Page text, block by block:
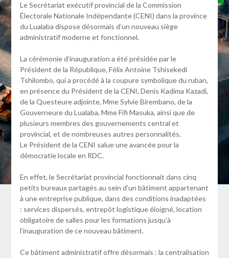
Le Secrétariat exécutif provincial de la Commission
Électorale Nationale Indépendante (CENI) dans la province
du Lualaba dispose désormais d’un nouveau siège
administratif moderne et fonctionnel.
La cérémonie d’inauguration a été présidée par le
Président de la République, Félix Antoine Tshisekedi
Tshilombo, qui a procédé à la coupure symbolique du ruban,
en présence du Président de la CENI, Denis Kadima Kazadi,
de la Questeure adjointe, Mme Sylvie Birembano, de la
Gouverneure du Lualaba, Mme Fifi Masuka, ainsi que de
plusieurs membres des gouvernements central et
provincial, et de nombreuses autres personnalités.
Le Président de la CENI salue une avancée pour la
démocratie locale en RDC.
En effet, le Secrétariat provincial fonctionnait dans cinq
petits bureaux partagés au sein d’un bâtiment appartenant
à une entreprise publique, dans des conditions inadaptées
: services dispersés, entrepôt logistique éloigné, location
obligatoire de salles pour les formations jusqu’à
l’inauguration de ce nouveau bâtiment.
Ce bâtiment administratif offre désormais : la centralisation